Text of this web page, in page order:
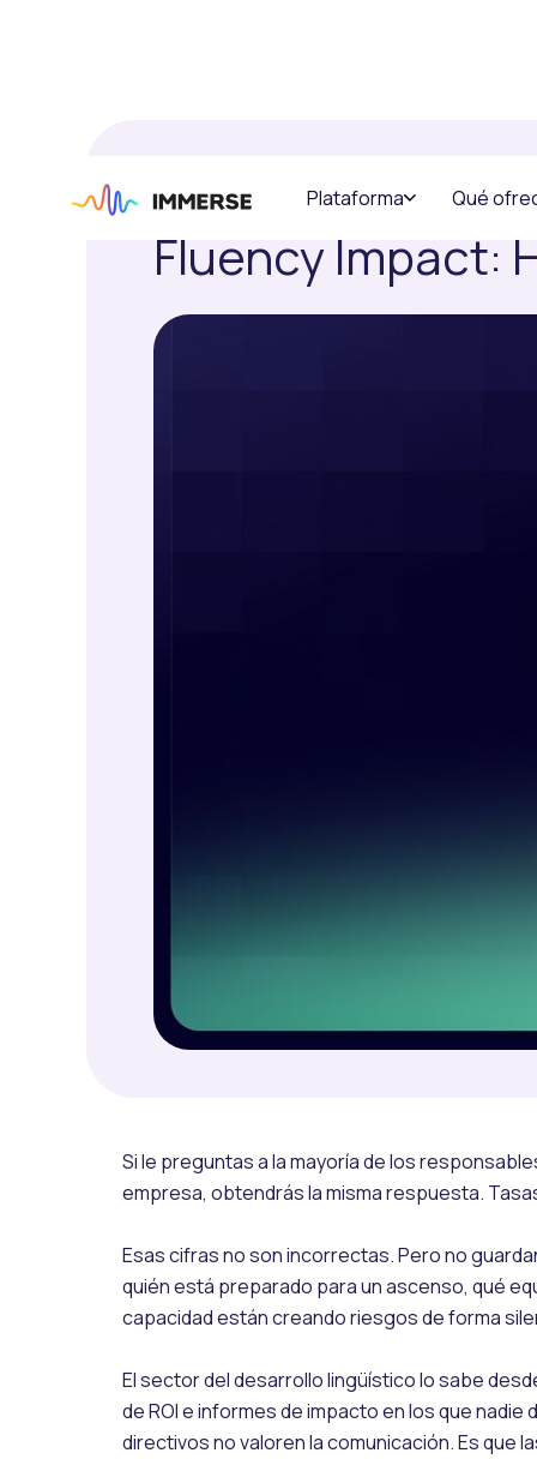
Plataforma Qué
PRODUCTO MARCH 6, 2026
Fluency Impact:
Si le preguntas a la mayoría de los
empresa, obtendrás la misma respuesta.
Esas cifras no son incorrectas. Pero no
quién está preparado para un ascenso, qué
capacidad están creando riesgos de forma
El sector del desarrollo lingüístico lo sabe
de ROI e informes de impacto en los que
directivos no valoren la comunicación. Es que